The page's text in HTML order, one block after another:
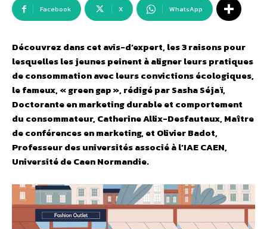
Facebook X WhatsApp
Découvrez dans cet avis-d’expert, les 3 raisons pour
lesquelles les jeunes peinent à aligner leurs pratiques
de consommation avec leurs convictions écologiques,
le fameux, « green gap », rédigé par Sasha Séjaï,
Doctorante en marketing durable et comportement
du consommateur, Catherine Allix-Desfautaux, Maître
de conférences en marketing, et Olivier Badot,
Professeur des universités associé à l’IAE CAEN,
Université de Caen Normandie.